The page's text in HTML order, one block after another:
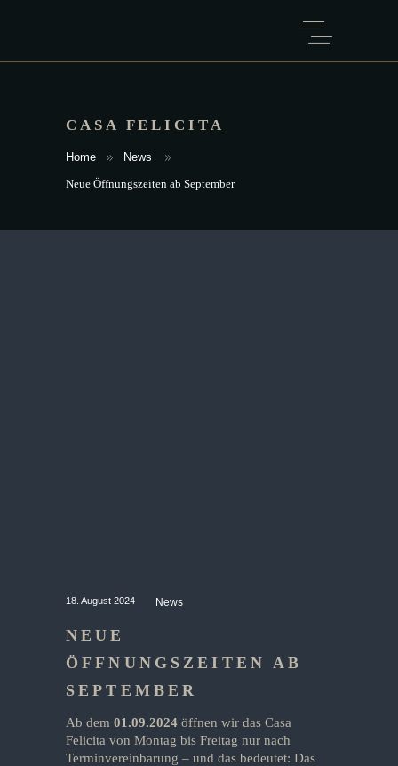
CASA FELICITA
Home News
Neue Öffnungszeiten ab September
18. August 2024 News
NEUE
ÖFFNUNGSZEITEN AB
SEPTEMBER
Ab dem 01.09.2024 öffnen wir das Casa
Felicita von Montag bis Freitag nur nach
Terminvereinbarung – und das bedeutet: Das